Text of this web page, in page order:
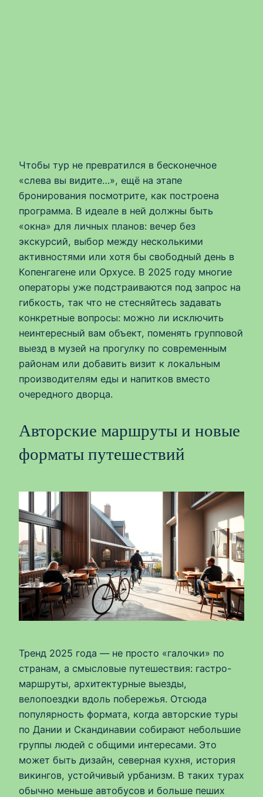
Чтобы тур не превратился в бесконечное
«слева вы видите…», ещё на этапе
бронирования посмотрите, как построена
программа. В идеале в ней должны быть
«окна» для личных планов: вечер без
экскурсий, выбор между несколькими
активностями или хотя бы свободный день в
Копенгагене или Орхусе. В 2025 году многие
операторы уже подстраиваются под запрос на
гибкость, так что не стесняйтесь задавать
конкретные вопросы: можно ли исключить
неинтересный вам объект, поменять групповой
выезд в музей на прогулку по современным
районам или добавить визит к локальным
производителям еды и напитков вместо
очередного дворца.
Авторские маршруты и новые
форматы путешествий
Тренд 2025 года — не просто «галочки» по
странам, а смысловые путешествия: гастро-
маршруты, архитектурные выезды,
велопоездки вдоль побережья. Отсюда
популярность формата, когда авторские туры
по Дании и Скандинавии собирают небольшие
группы людей с общими интересами. Это
может быть дизайн, северная кухня, история
викингов, устойчивый урбанизм. В таких турах
обычно меньше автобусов и больше пеших